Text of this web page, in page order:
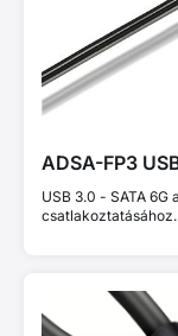
ADSA-FP3
USB 3.0 - SATA 6G
csatlakoztatásához.